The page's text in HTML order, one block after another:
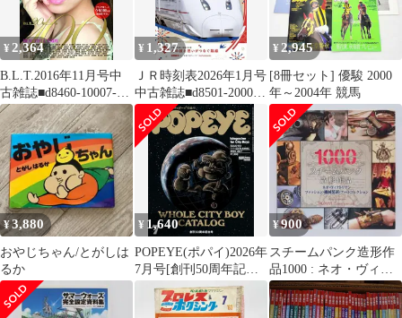
¥ 2,364
B.L.T.2016年11月号中
古雑誌■d8460-10007-J-
01-1
¥ 1,327
ＪＲ時刻表2026年1月号
中古雑誌■d8501-20006-
B-04-6
¥2,945
[8冊セット] 優駿 2000
年～2004年 競馬
¥3,880
おやじちゃん/とがしは
るか
¥ 1,640
POPEYE(ポパイ)2026年
7月号[創刊50周年記念
WHOLECITYBOYCATA
¥900
スチームパンク造形作
品1000 : ネオ・ヴィク
トリアンファッショ
ン・機械装置…